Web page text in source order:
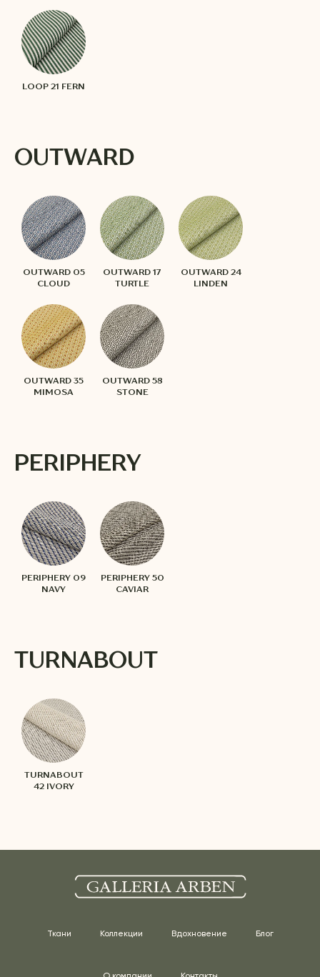
LOOP 21 FERN
OUTWARD
OUTWARD 05
CLOUD
OUTWARD 17
TURTLE
OUTWARD 24
LINDEN
OUTWARD 35
MIMOSA
OUTWARD 58
STONE
PERIPHERY
PERIPHERY 09
NAVY
PERIPHERY 50
CAVIAR
TURNABOUT
TURNABOUT
42 IVORY
Ткани Коллекции Вдохновение Блог